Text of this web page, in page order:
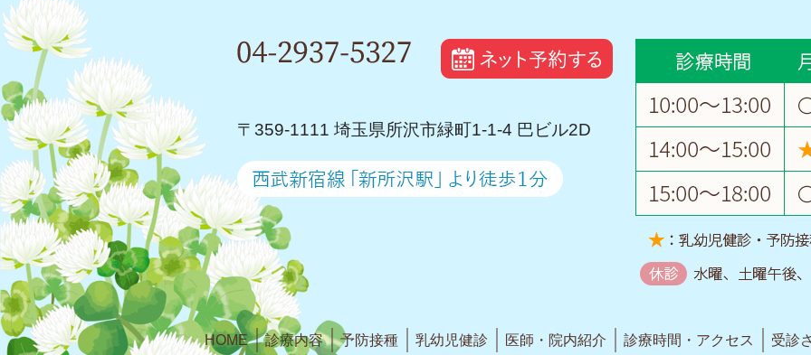
〒359-1111 埼玉県所沢市緑町1-1-4 巴ビル2D
HOME 診療内容 予防接種 乳幼児健診 医師・院内紹介 診療時間・アクセス 受診